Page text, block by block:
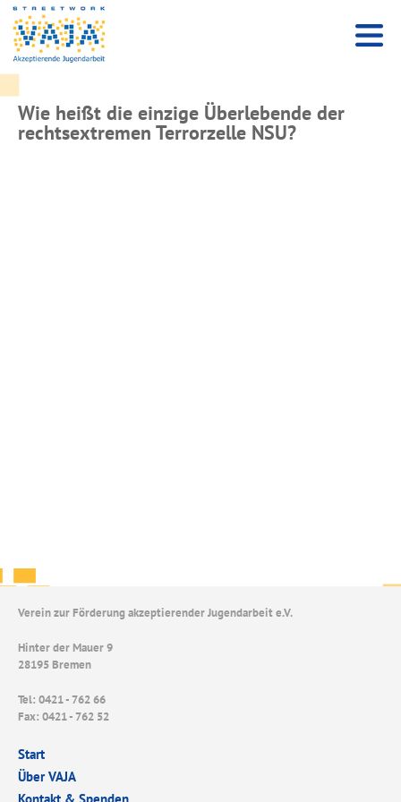
Wie heißt die einzige Überlebende der
rechtsextremen Terrorzelle NSU?
Verein zur Förderung akzeptierender Jugendarbeit e.V.
Hinter der Mauer 9
28195 Bremen
Tel: 0421 - 762 66
Fax: 0421 - 762 52
Start
Über VAJA